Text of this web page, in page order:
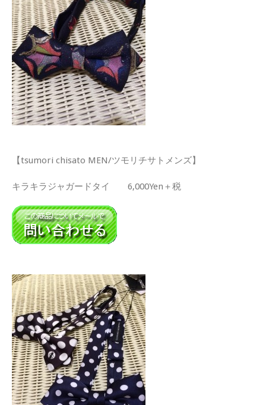
【tsumori chisato MEN/ツモリチサトメンズ】
キラキラジャガードタイ 6,000Yen＋税